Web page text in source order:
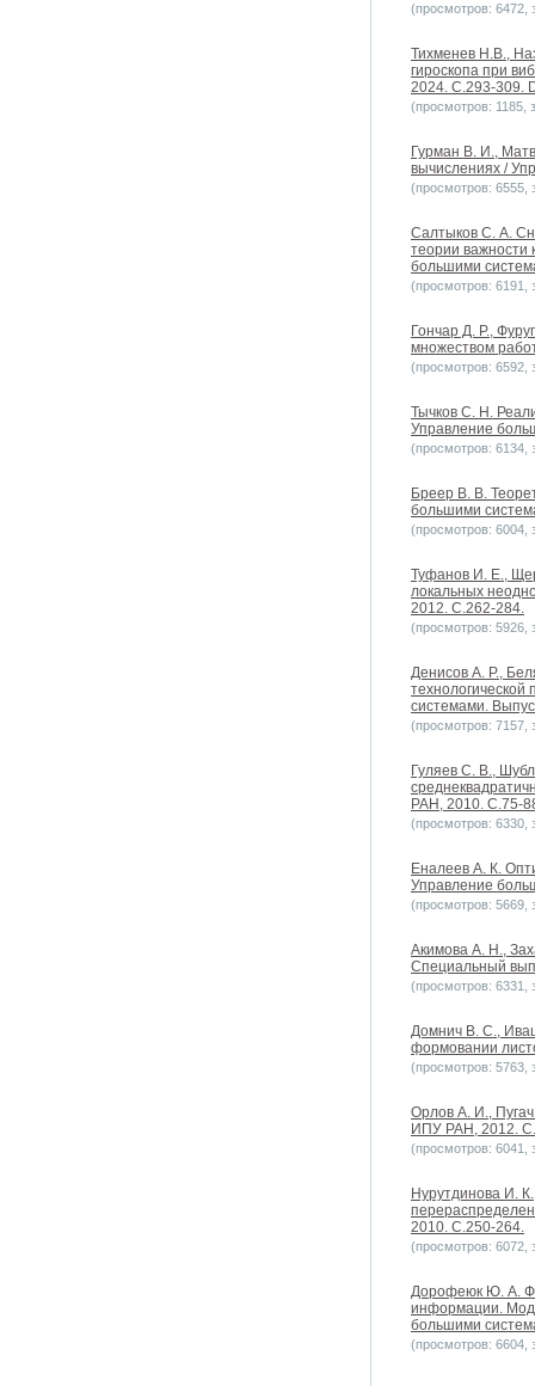
(просмотров: 6472,
Тихменев Н.В.,
гироскопа при
2024. С.293-309.
(просмотров: 1185,
Гурман В. И.,
вычислениях /
(просмотров: 6555,
Салтыков С. А.
теории важности
большими
(просмотров: 6191,
Гончар Д. Р.,
множеством
(просмотров: 6592,
Тычков С. Н.
Управление
(просмотров: 6134,
Бреер В. В.
большими
(просмотров: 6004,
Туфанов И. Е.,
локальных
2012. С.262-284.
(просмотров: 5926,
Денисов А. Р.,
системами.
(просмотров: 7157,
Гуляев С. В.,
РАН, 2010. С.75-
(просмотров: 6330,
Еналеев А. К.
Управление
(просмотров: 5669,
Акимова А. Н.,
Специальный
(просмотров: 6331,
Домнич В. С.,
формовании
(просмотров: 5763,
Орлов А. И.,
ИПУ РАН, 2012.
(просмотров: 6041,
Нурутдинова И.
2010. С.250-264.
(просмотров: 6072,
Дорофеюк Ю. А.
информации.
большими
(просмотров: 6604,